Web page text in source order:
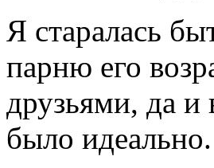
Я старалась
парню его
друзьями, да
было идеально.